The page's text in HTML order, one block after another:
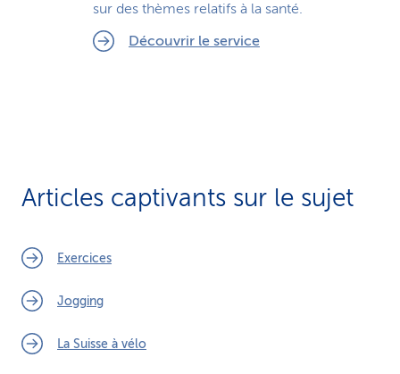
sur des thèmes relatifs à la santé.
Découvrir le service
Articles captivants sur le sujet
Exercices
Jogging
La Suisse à vélo